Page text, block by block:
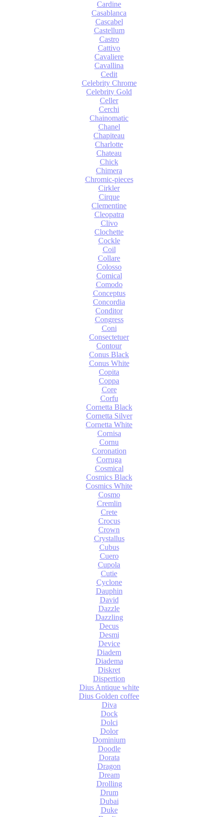
Cardine
Casablanca
Cascabel
Castellum
Castro
Cattivo
Cavaliere
Cavallina
Cedit
Celebrity Chrome
Celebrity Gold
Celler
Cerchi
Chainomatic
Chanel
Chapiteau
Charlotte
Chateau
Chick
Chimera
Chromic-pieces
Cirkler
Cirque
Clementine
Cleopatra
Clivo
Clochette
Cockle
Coil
Collare
Colosso
Comical
Comodo
Conceptus
Concordia
Conditor
Congress
Coni
Consectetuer
Contour
Conus Black
Conus White
Copita
Coppa
Core
Corfu
Cornetta Black
Cornetta Silver
Cornetta White
Cornisa
Cornu
Coronation
Corruga
Cosmical
Cosmics Black
Cosmics White
Cosmo
Cremlin
Crete
Crocus
Crown
Crystallus
Cubus
Cuero
Cupola
Cutie
Cyclone
Dauphin
David
Dazzle
Dazzling
Decus
Desmi
Device
Diadem
Diadema
Diskret
Dispertion
Dius Antique white
Dius Golden coffee
Diva
Dock
Dolci
Dolor
Dominium
Doodle
Dorata
Dragon
Dream
Drolling
Drum
Dubai
Duke